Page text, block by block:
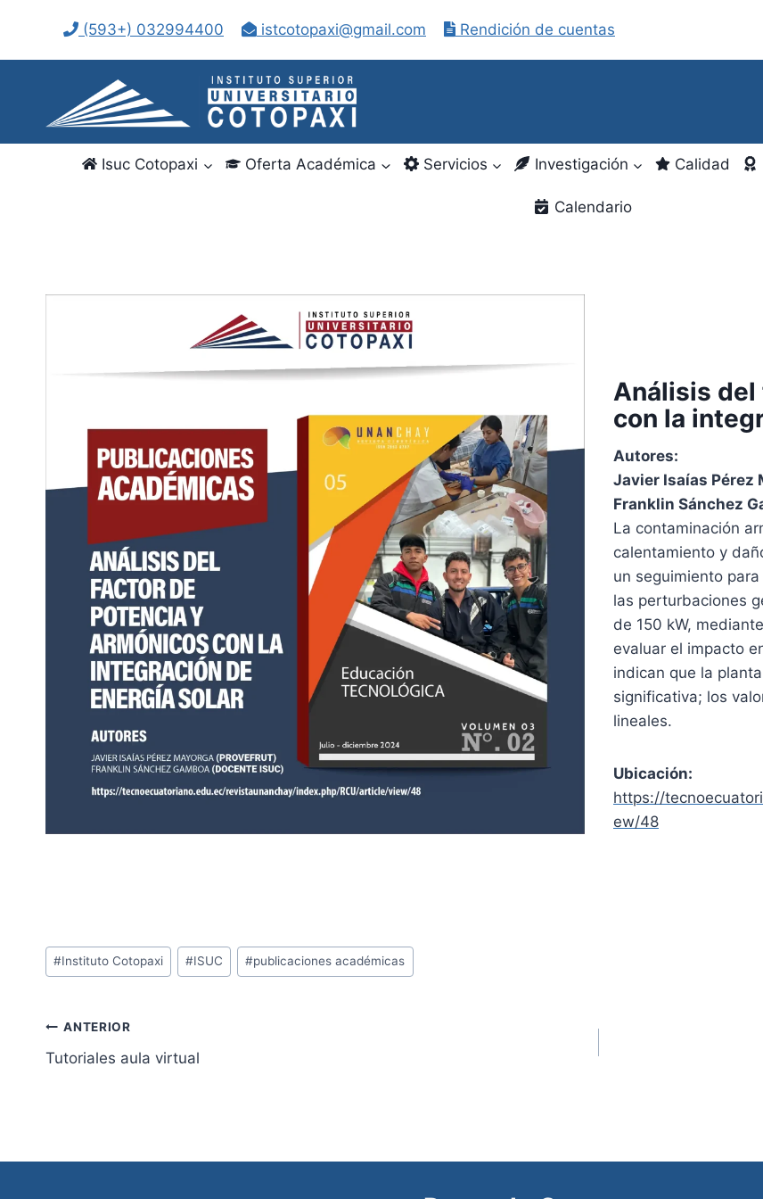
contenido
(593+) 032994400 istcotopaxi@gmail.com Rendición de cuentas
Isuc Cotopaxi Oferta Académica Servicios Investigación Calidad
Calendario
Análisis
con la
Autores:
Javier Isaías Pérez
Franklin Sánchez
La contaminación
calentamiento y
un seguimiento
las perturbaciones
de 150 kW,
evaluar el impacto
indican que la
significativa; los
lineales.
Ubicación:
https://
ew/48
Etiquetas
de
entrada:
#Instituto Cotopaxi #ISUC #publicaciones académicas
Navegación
de
ANTERIOR
Tutoriales aula virtual